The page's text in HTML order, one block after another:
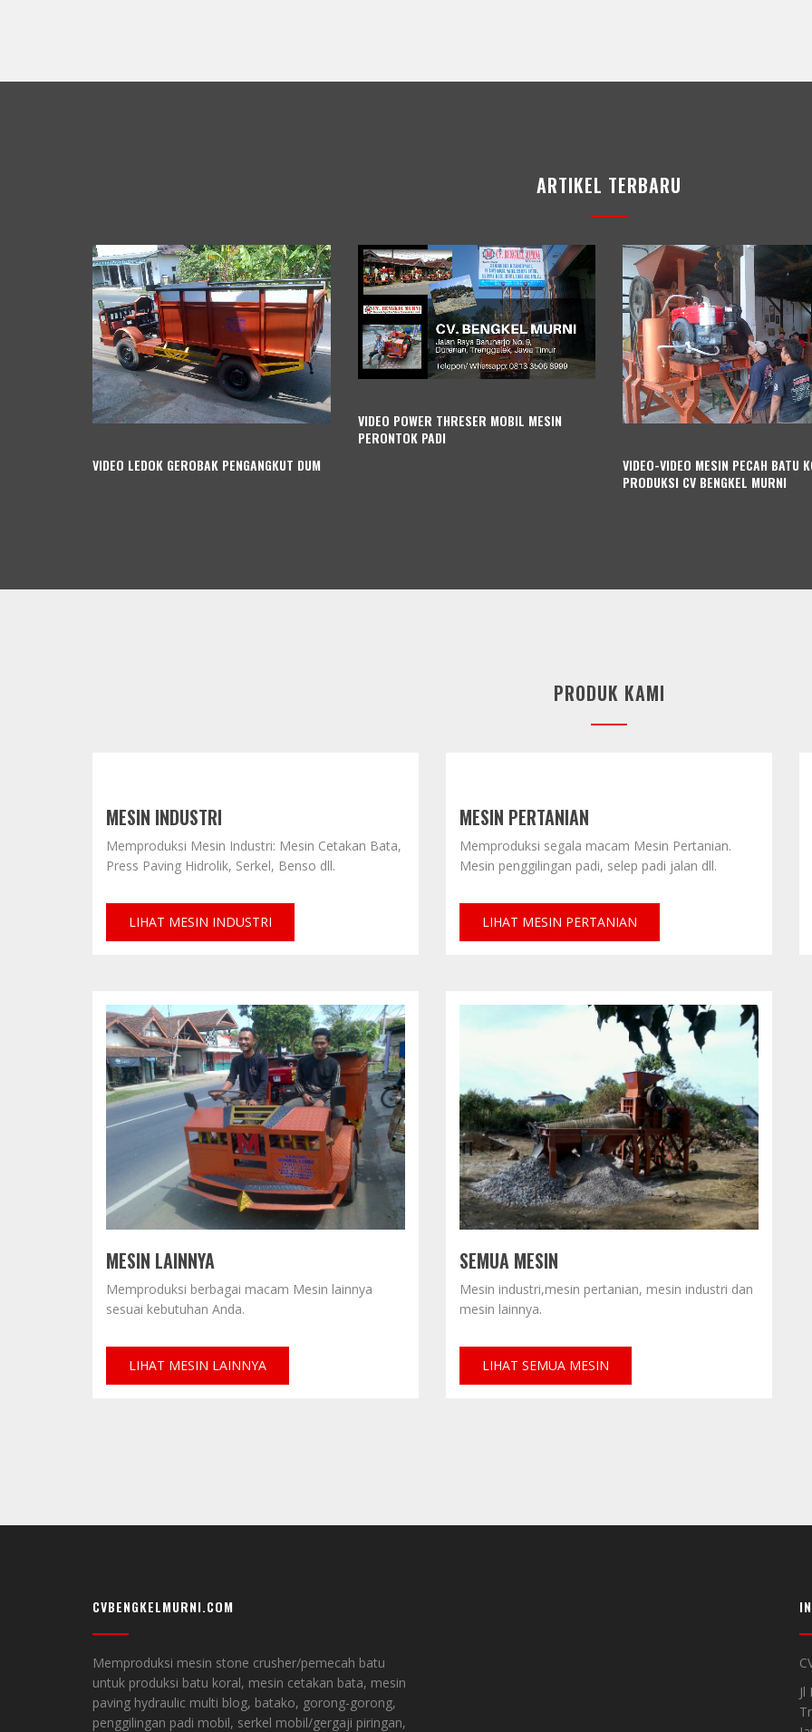
ARTIKEL TERBARU
VIDEO LEDOK GEROBAK PENGANGKUT DUM
VIDEO POWER THRESER MOBIL MESIN
PERONTOK PADI
VIDEO-VIDEO MESIN PECAH BATU
PRODUKSI CV BENGKEL MURNI
PRODUK KAMI
MESIN INDUSTRI
Memproduksi Mesin Industri: Mesin Cetakan Bata,
Press Paving Hidrolik, Serkel, Benso dll.
LIHAT MESIN INDUSTRI
MESIN PERTANIAN
Memproduksi segala macam Mesin Pertanian.
Mesin penggilingan padi, selep padi jalan dll.
LIHAT MESIN PERTANIAN
MESIN LAINNYA
Memproduksi berbagai macam Mesin lainnya
sesuai kebutuhan Anda.
LIHAT MESIN LAINNYA
SEMUA MESIN
Mesin industri,mesin pertanian, mesin industri dan
mesin lainnya.
LIHAT SEMUA MESIN
CVBENGKELMURNI.COM
Memproduksi mesin stone crusher/pemecah batu
untuk produksi batu koral, mesin cetakan bata, mesin
paving hydraulic multi blog, batako, gorong-gorong,
penggilingan padi mobil, serkel mobil/gergaji piringan,